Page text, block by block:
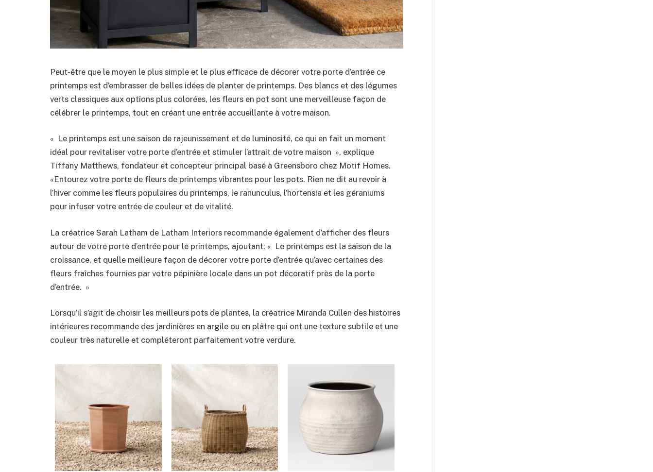
Peut-être que le moyen le plus simple et le plus efficace de décorer votre porte d’entrée ce
printemps est d’embrasser de belles idées de planter de printemps. Des blancs et des légumes
verts classiques aux options plus colorées, les fleurs en pot sont une merveilleuse façon de
célébrer le printemps, tout en créant une entrée accueillante à votre maison.
« Le printemps est une saison de rajeunissement et de luminosité, ce qui en fait un moment
idéal pour revitaliser votre porte d’entrée et stimuler l’attrait de votre maison », explique
Tiffany Matthews, fondateur et concepteur principal basé à Greensboro chez Motif Homes.
«Entourez votre porte de fleurs de printemps vibrantes pour les pots. Rien ne dit au revoir à
l’hiver comme les fleurs populaires du printemps, le ranunculus, l’hortensia et les géraniums
pour infuser votre entrée de couleur et de vitalité.
La créatrice Sarah Latham de Latham Interiors recommande également d’afficher des fleurs
autour de votre porte d’entrée pour le printemps, ajoutant: « Le printemps est la saison de la
croissance, et quelle meilleure façon de décorer votre porte d’entrée qu’avec certaines des
fleurs fraîches fournies par votre pépinière locale dans un pot décoratif près de la porte
d’entrée. »
Lorsqu’il s’agit de choisir les meilleurs pots de plantes, la créatrice Miranda Cullen des histoires
intérieures recommande des jardinières en argile ou en plâtre qui ont une texture subtile et une
couleur très naturelle et compléteront parfaitement votre verdure.